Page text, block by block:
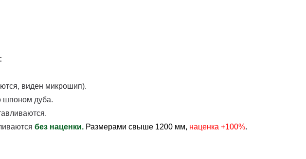
виден микрошип).
шпоном дуба.
без наценки. Размерами свыше 1200 мм, наценка +100%.